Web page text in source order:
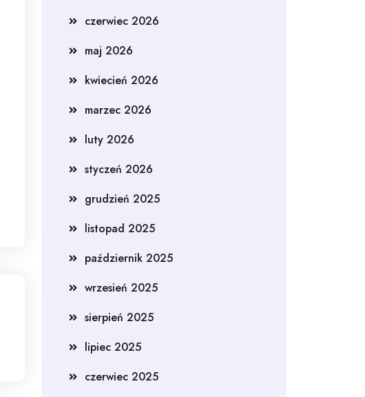
czerwiec 2026
maj 2026
kwiecień 2026
marzec 2026
luty 2026
styczeń 2026
grudzień 2025
listopad 2025
październik 2025
wrzesień 2025
sierpień 2025
lipiec 2025
czerwiec 2025